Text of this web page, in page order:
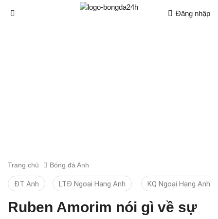
Đăng nhập
Trang chủ Bóng đá Anh
ĐT Anh LTĐ Ngoại Hạng Anh KQ Ngoại Hạng Anh
Ruben Amorim nói gì về sự